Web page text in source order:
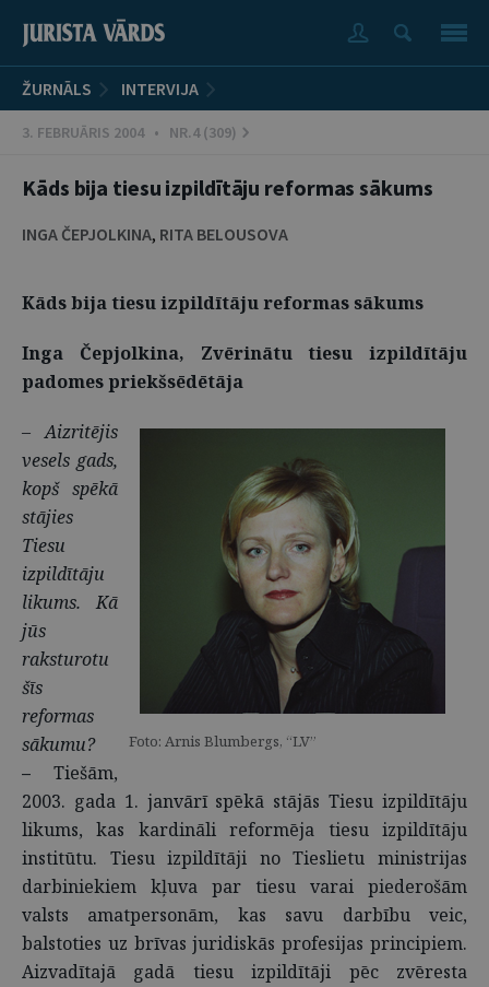
ŽURNĀLS INTERVIJA
3. FEBRUĀRIS 2004 • NR.4 (309)
Kāds bija tiesu izpildītāju reformas sākums
INGA ČEPJOLKINA, RITA BELOUSOVA
Kāds bija tiesu izpildītāju reformas sākums
Inga Čepjolkina, Zvērinātu tiesu izpildītāju
padomes priekšsēdētāja
Foto: Arnis Blumbergs, “LV”
–Aizritējis
vesels gads,
kopš spēkā
stājies
Tiesu
izpildītāju
likums. Kā
jūs
raksturotu
šīs
reformas
sākumu?
– Tiešām,
2003. gada 1. janvārī spēkā stājās Tiesu izpildītāju
likums, kas kardināli reformēja tiesu izpildītāju
institūtu. Tiesu izpildītāji no Tieslietu ministrijas
darbiniekiem kļuva par tiesu varai piederošām
valsts amatpersonām, kas savu darbību veic,
balstoties uz brīvas juridiskās profesijas principiem.
Aizvadītajā gadā tiesu izpildītāji pēc zvēresta